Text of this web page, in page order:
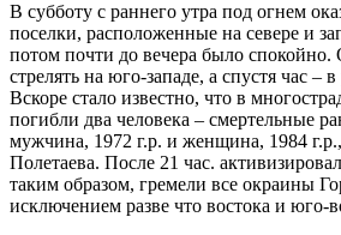
В субботу с раннего утра под огнем
поселки, расположенные на севере и
потом почти до вечера было спокойно.
стрелять на юго-западе, а спустя час –
Вскоре стало известно, что в
погибли два человека – смертельные
мужчина, 1972 г.р. и женщина, 1984
Полетаева. После 21 час.
таким образом, гремели все окраины
исключением разве что востока и юго-